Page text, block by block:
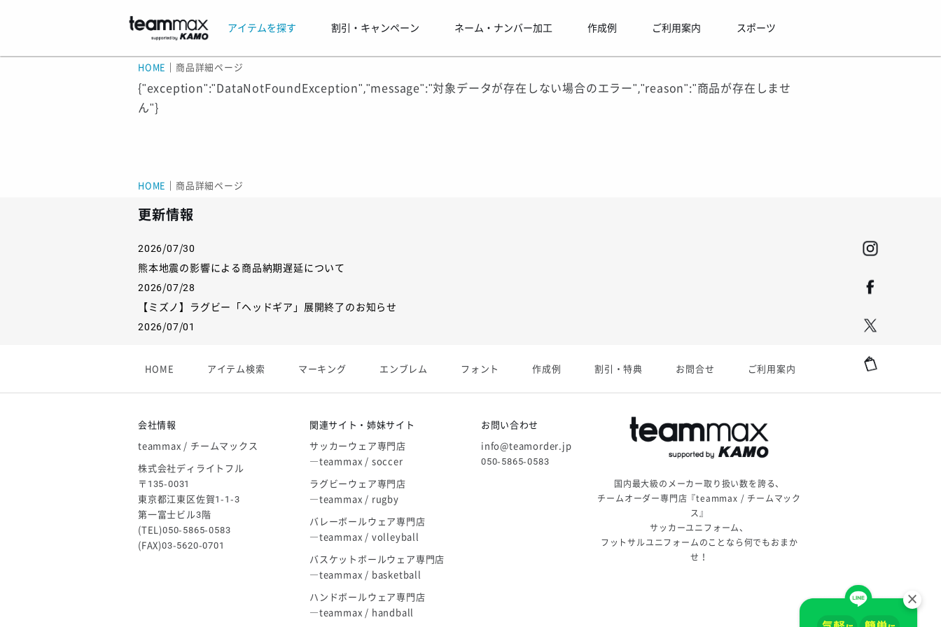
アイテムを探す 割引・キャンペーン ネーム・ナンバー加工 作成例 ご利用案内 スポーツ
HOME 商品詳細ページ
{"exception":"DataNotFoundException","message":"対象データが存在しない場合のエラー","reason":"商品が存在しませ
ん"}
HOME 商品詳細ページ
更新情報
2026/07/30
熊本地震の影響による商品納期遅延について
2026/07/28
【ミズノ】ラグビー「ヘッドギア」展開終了のお知らせ
2026/07/01
2026/06/09
ゴールデンウィーク休業のお知らせ
HOME アイテム検索 マーキング エンブレム フォント 作成例 割引・特典 お問合せ ご利用案内
会社情報
teammax / チームマックス
株式会社ディライトフル
〒135-0031
東京都江東区佐賀1-1-3
第一富士ビル3階
(TEL)050-5865-0583
(FAX)03-5620-0701
関連サイト・姉妹サイト
サッカーウェア専門店
―teammax / soccer
ラグビーウェア専門店
―teammax / rugby
バレーボールウェア専門店
―teammax / volleyball
バスケットボールウェア専門店
―teammax / basketball
ハンドボールウェア専門店
―teammax / handball
お問い合わせ
info@teamorder.jp
050-5865-0583
国内最大級のメーカー取り扱い数を誇る、
チームオーダー専門店『teammax / チームマック
ス』
サッカーユニフォーム、
フットサルユニフォームのことなら何でもおまか
せ！
×